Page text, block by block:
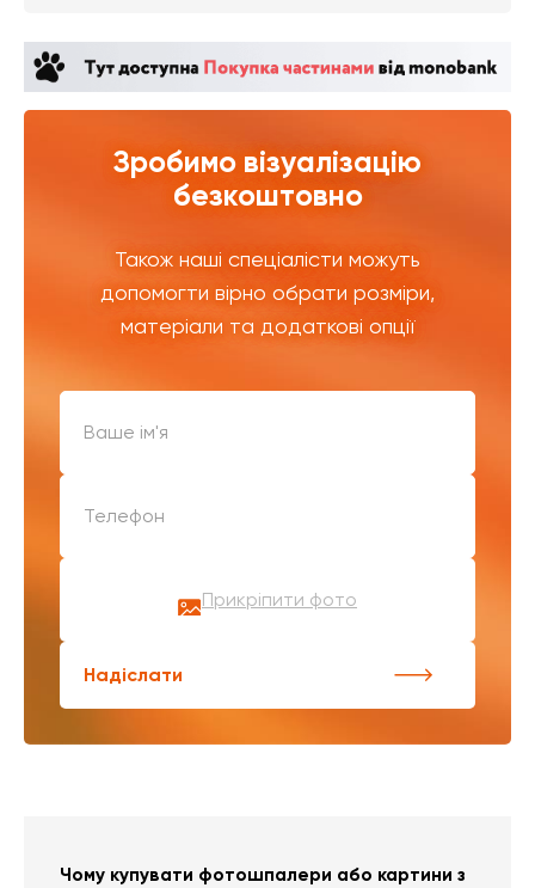
Зробимо візуалізацію
безкоштовно
Також наші спеціалісти можуть
допомогти вірно обрати розміри,
матеріали та додаткові опції
Прикріпити фото
Надіслати
Чому купувати фотошпалери або картини з